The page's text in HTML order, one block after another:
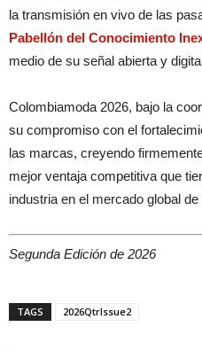
la transmisión en vivo de las
Pabellón del Conocimiento
medio de su señal abierta y
Colombiamoda 2026, bajo la
su compromiso con el
las marcas, creyendo
mejor ventaja competitiva que
industria en el mercado global de
Segunda Edición de 2026
TAGS 2026QtrIssue2